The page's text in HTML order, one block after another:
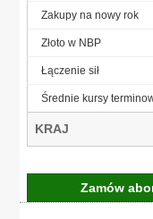
Zakupy na nowy rok
Złoto w NBP
Łączenie sił
Średnie kursy
KRAJ
Zamów